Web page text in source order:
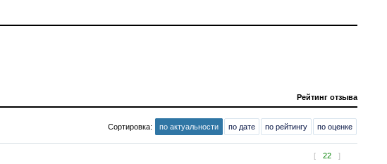
Рейтинг отзыва
Сортировка: по актуальности по дате по рейтингу по оценке
[ 22 ]